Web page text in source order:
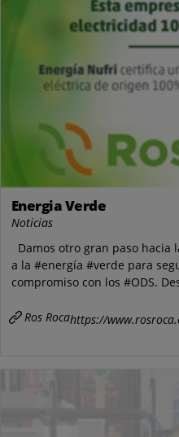
Energia Verde
Noticias
Damos otro gran paso hacia
a la #energía #verde para
compromiso con los #ODS.
Ros Rocahttps://